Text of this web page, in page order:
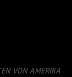
VON AMERIKA